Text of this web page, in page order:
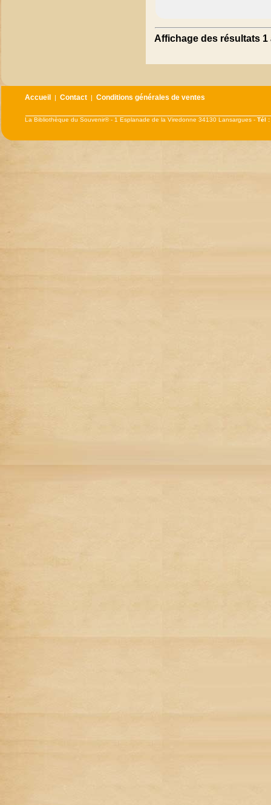
Affichage des résultats 1
Accueil |Contact |Conditions générales de ventes
La Bibliothèque du Souvenir® - 1 Esplanade de la Viredonne 34130 Lansargues -Tél